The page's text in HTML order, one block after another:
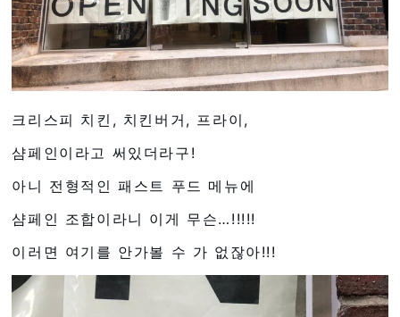
크리스피 치킨, 치킨버거, 프라이,
샴페인이라고 써있더라구!
아니 전형적인 패스트 푸드 메뉴에
샴페인 조합이라니 이게 무슨…!!!!!
이러면 여기를 안가볼 수 가 없잖아!!!